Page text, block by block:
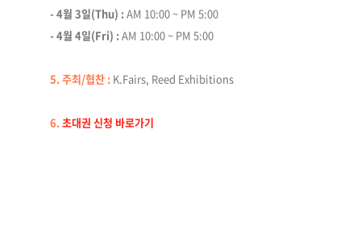
- 4월 3일(Thu) :AM 10:00 ~ PM 5:00
- 4월 4일(Fri) :AM 10:00 ~ PM 5:00
5. 주최/협찬 : K.Fairs, Reed Exhibitions
6.초대권 신청 바로가기